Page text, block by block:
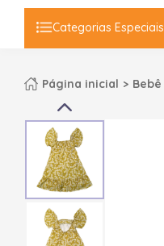
Categorias Especiais
Página inicial Bebê